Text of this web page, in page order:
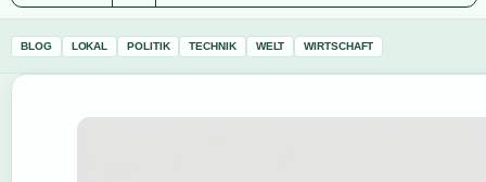
BLOG LOKAL POLITIK TECHNIK WELT WIRTSCHAFT